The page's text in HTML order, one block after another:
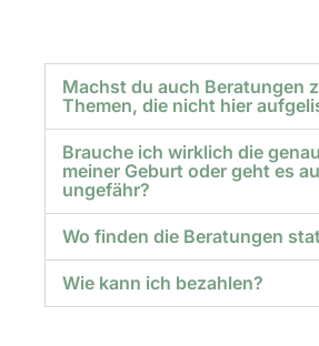
Machst du auch Beratungen
Themen, die nicht hier
Brauche ich wirklich die
meiner Geburt oder geht es
ungefähr?
Wo finden die Beratungen
Wie kann ich bezahlen?